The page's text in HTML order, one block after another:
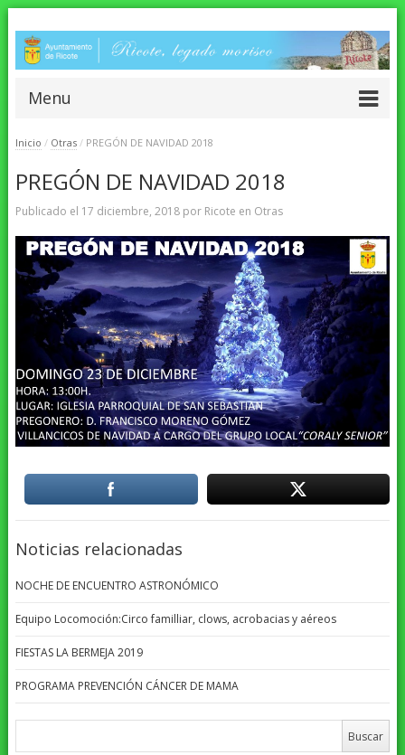
Menu
Inicio / Otras / PREGÓN DE NAVIDAD 2018
PREGÓN DE NAVIDAD 2018
Publicado el 17 diciembre, 2018por Ricote en Otras
Noticias relacionadas
NOCHE DE ENCUENTRO ASTRONÓMICO
Equipo Locomoción:Circo familliar, clows, acrobacias y aéreos
FIESTAS LA BERMEJA 2019
PROGRAMA PREVENCIÓN CÁNCER DE MAMA